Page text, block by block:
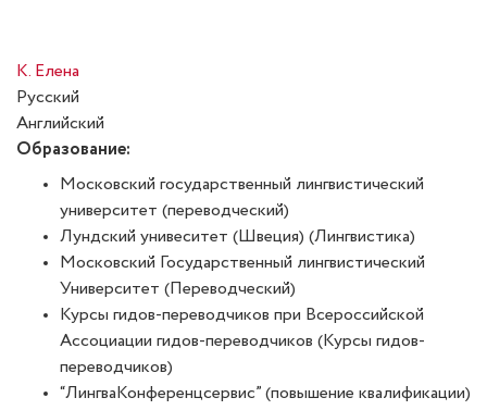
К. Елена
Русский
Английский
Образование:
Московский государственный лингвистический
университет (переводческий)
Лундский унивеситет (Швеция) (Лингвистика)
Московский Государственный лингвистический
Университет (Переводческий)
Курсы гидов-переводчиков при Всероссийской
Ассоциации гидов-переводчиков (Курсы гидов-
переводчиков)
“ЛингваКонференцсервис” (повышение квалификации)